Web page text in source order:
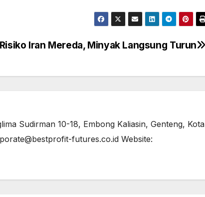
Risiko Iran Mereda, Minyak Langsung Turun
Sudirman 10-18, Embong Kaliasin, Genteng, Kota
futures.co.id Website: